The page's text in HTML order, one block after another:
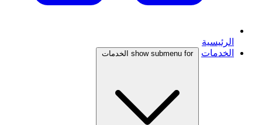
الرئيسية
الخدمات
show submenu for الخدمات